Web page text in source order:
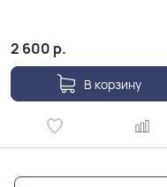
2 600 р.
В корзину